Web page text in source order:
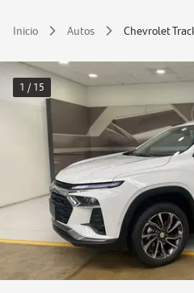
Inicio Autos Chevrolet
1 / 15